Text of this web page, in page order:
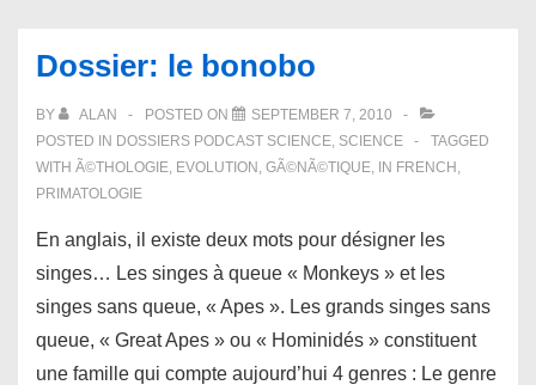
Dossier: le bonobo
BY ALAN POSTED ON
SEPTEMBER 7, 2010
POSTED IN DOSSIERS PODCAST SCIENCE, SCIENCE
TAGGED
WITH Ã©THOLOGIE, EVOLUTION , GÃ©NÃ©TIQUE, IN FRENCH ,
PRIMATOLOGIE
En anglais, il existe deux mots pour désigner les
singes… Les singes à queue « Monkeys » et les
singes sans queue, « Apes ». Les grands singes sans
queue, « Great Apes » ou « Hominidés » constituent
une famille qui compte aujourd’hui 4 genres : Le genre